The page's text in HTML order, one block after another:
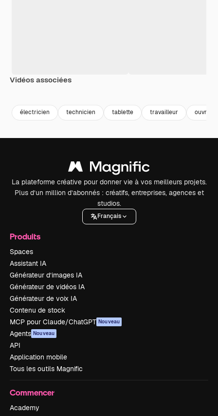
Vidéos associées
électricien technicien tablette travailleur ouvrier
La plateforme créative pour donner vie à vos meilleurs projets.
Plus d’un million d’abonnés : créatifs, entreprises, agences et
studios.
Français
Produits
Spaces
Assistant IA
Générateur d’images IA
Générateur de vidéos IA
Générateur de voix IA
Contenu de stock
MCP pour Claude/ChatGPT Nouveau
Agents Nouveau
API
Application mobile
Tous les outils Magnific
Commencer
Academy